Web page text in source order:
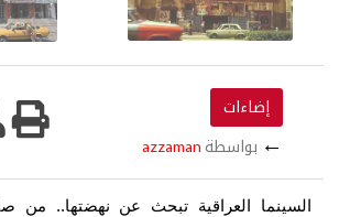
azzaman
تبحث عن نهضتها..من صالات مهجورة إلى